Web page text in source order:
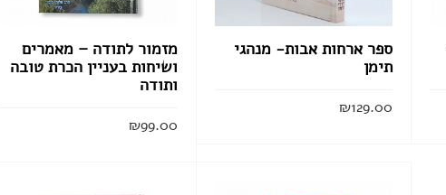
מזמור לתודה – מאמרים
ושיחות בעניין הכרת טובה
ותודה
₪99.00
ספר ארחות אבות- מנהגי
תימן
₪129.00